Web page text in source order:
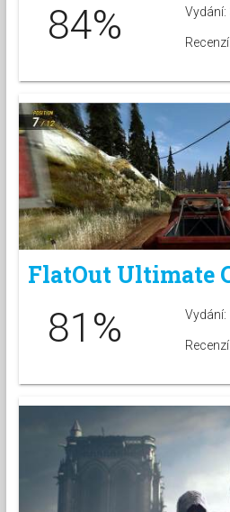
84% Vydání:
FlatOut Ultimate
81% Vydání: